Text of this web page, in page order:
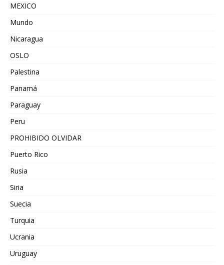
MEXICO
Mundo
Nicaragua
OSLO
Palestina
Panamá
Paraguay
Peru
PROHIBIDO OLVIDAR
Puerto Rico
Rusia
Siria
Suecia
Turquia
Ucrania
Uruguay